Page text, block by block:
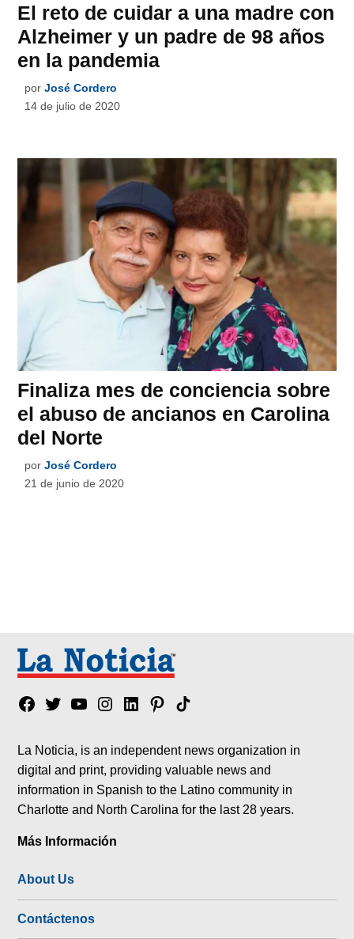
El reto de cuidar a una madre con
Alzheimer y un padre de 98 años
en la pandemia
por José Cordero
14 de julio de 2020
Finaliza mes de conciencia sobre
el abuso de ancianos en Carolina
del Norte
por José Cordero
21 de junio de 2020
Facebook
TwitterYouTubeInstagram
LinkedinPinterest
Tik
La Noticia, is an independent news organization in
digital and print, providing valuable news and
information in Spanish to the Latino community in
Charlotte and North Carolina for the last 28 years.
Más Información
About Us
Contáctenos